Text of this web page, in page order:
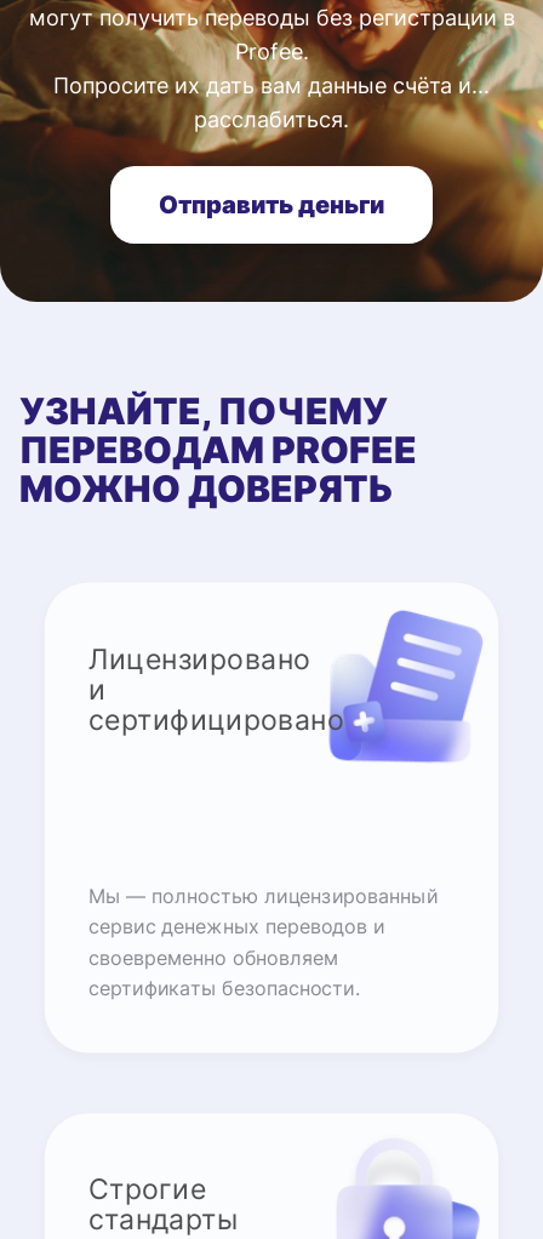
могут получить переводы без регистрации в
Profee.
Попросите их дать вам данные счёта и...
расслабиться.
Отправить деньги
УЗНАЙТЕ, ПОЧЕМУ
ПЕРЕВОДАМ PROFEE
МОЖНО ДОВЕРЯТЬ
Лицензировано
и
сертифицировано
Мы — полностью лицензированный
сервис денежных переводов и
своевременно обновляем
сертификаты безопасности.
Строгие
стандарты